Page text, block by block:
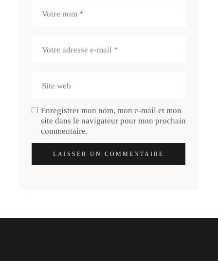
Enregistrer mon nom, mon e-mail et mon
site dans le navigateur pour mon prochain
commentaire.
LAISSER UN COMMENTAIRE